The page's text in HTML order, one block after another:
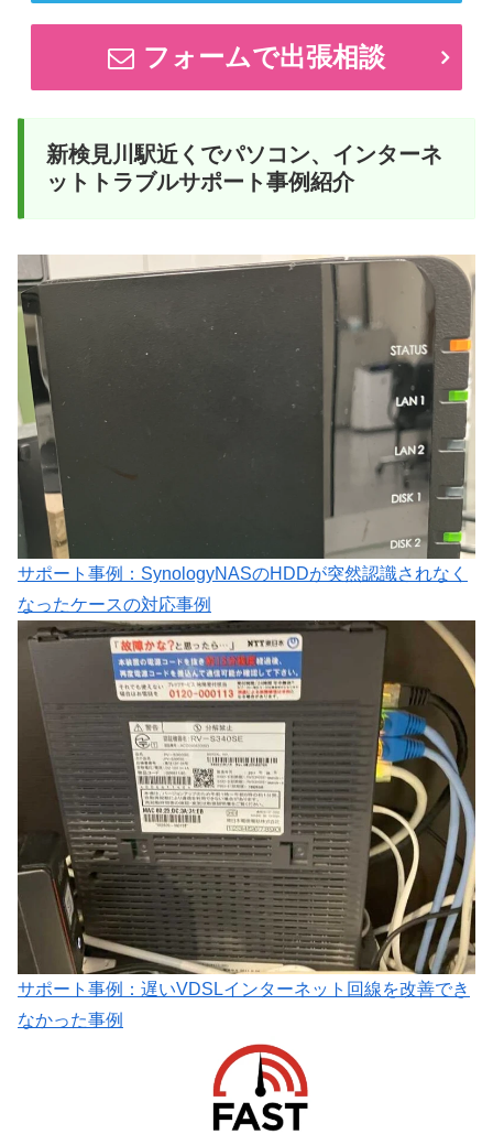
フォームで出張相談
新検見川駅近くでパソコン、インターネ
ットトラブルサポート事例紹介
サポート事例：SynologyNASのHDDが突然認識されなく
なったケースの対応事例
サポート事例：遅いVDSLインターネット回線を改善でき
なかった事例